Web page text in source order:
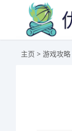
主页 > 游戏攻略